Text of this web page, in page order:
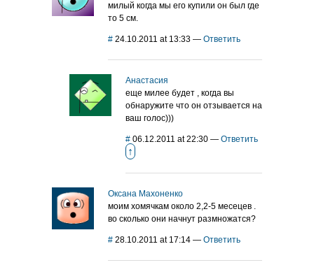
милый когда мы его купили он был где
то 5 см.
# 24.10.2011 at 13:33 — Ответить
Анастасия
еще милее будет , когда вы
обнаружите что он отзывается на
ваш голос)))
# 06.12.2011 at 22:30 — Ответить
↑
Оксана Махоненко
моим хомячкам около 2,2-5 месецев .
во сколько они начнут размножатся?
# 28.10.2011 at 17:14 — Ответить